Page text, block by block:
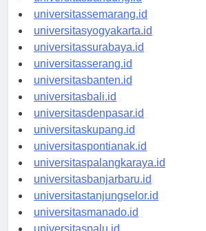
universitasbandung.id
universitassemarang.id
universitasyogyakarta.id
universitassurabaya.id
universitasserang.id
universitasbanten.id
universitasbali.id
universitasdenpasar.id
universitaskupang.id
universitaspontianak.id
universitaspalangkaraya.id
universitasbanjarbaru.id
universitastanjungselor.id
universitasmanado.id